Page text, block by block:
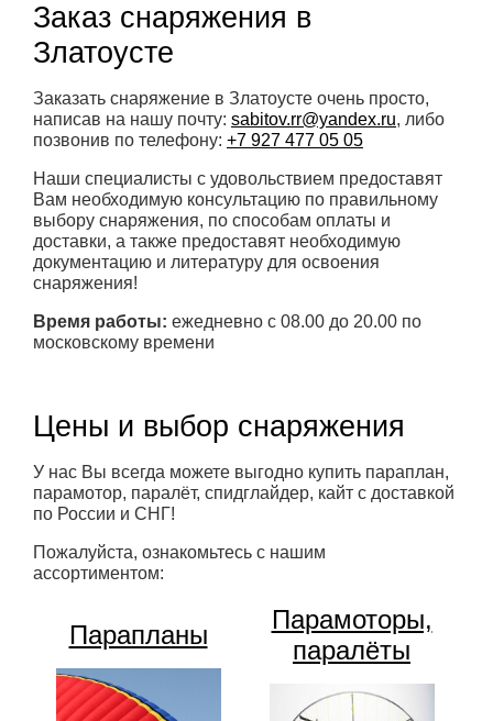
Заказ снаряжения в
Златоусте
Заказать снаряжение в Златоусте очень просто,
написав на нашу почту: sabitov.rr@yandex.ru, либо
позвонив по телефону: +7 927 477 05 05
Наши специалисты с удовольствием предоставят
Вам необходимую консультацию по правильному
выбору снаряжения, по способам оплаты и
доставки, а также предоставят необходимую
документацию и литературу для освоения
снаряжения!
Время работы: ежедневно с 08.00 до 20.00 по
московскому времени
Цены и выбор снаряжения
У нас Вы всегда можете выгодно купить параплан,
парамотор, паралёт, спидглайдер, кайт с доставкой
по России и СНГ!
Пожалуйста, ознакомьтесь с нашим
ассортиментом:
Парапланы
Парамоторы,
паралёты